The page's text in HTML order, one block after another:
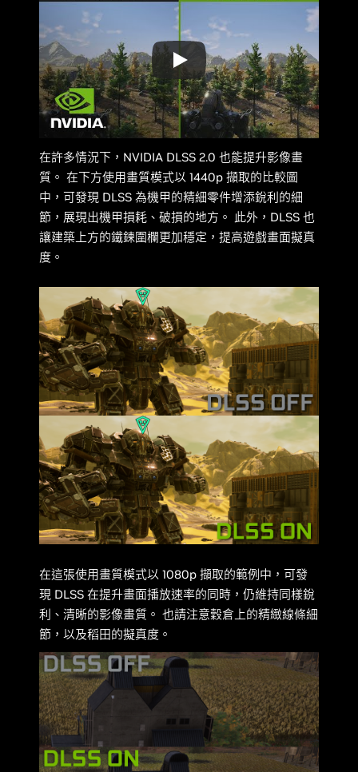
在許多情況下，NVIDIA DLSS 2.0 也能提升影像畫
質。 在下方使用畫質模式以 1440p 擷取的比較圖
中，可發現 DLSS 為機甲的精細零件增添銳利的細
節，展現出機甲損耗、破損的地方。 此外，DLSS 也
讓建築上方的鐵鍊圍欄更加穩定，提高遊戲畫面擬真
度。
在這張使用畫質模式以 1080p 擷取的範例中，可發
現 DLSS 在提升畫面播放速率的同時，仍維持同樣銳
利、清晰的影像畫質。 也請注意穀倉上的精緻線條細
節，以及稻田的擬真度。